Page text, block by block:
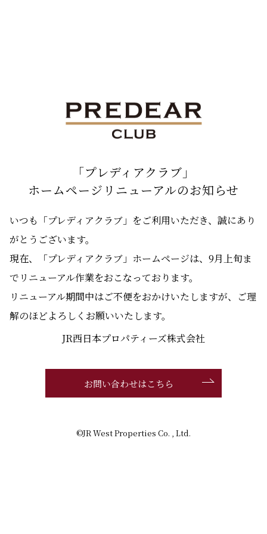
「プレディアクラブ」
ホームページリニューアルのお知らせ
いつも「プレディアクラブ」をご利用いただき、誠にあり
がとうございます。
現在、「プレディアクラブ」ホームページは、9月上旬ま
でリニューアル作業をおこなっております。
リニューアル期間中はご不便をおかけいたしますが、ご理
解のほどよろしくお願いいたします。
JR西日本プロパティーズ株式会社
お問い合わせはこちら
©JR West Properties Co. , Ltd.